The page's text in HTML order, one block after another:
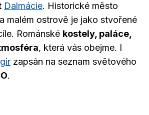
Dalmácie. Historické město
malém ostrově je jako stvořené
Románské kostely, paláce,
, která vás obejme. I
zapsán na seznam světového
.